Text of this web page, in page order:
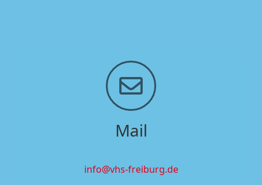
Mail
info@vhs-freiburg.de